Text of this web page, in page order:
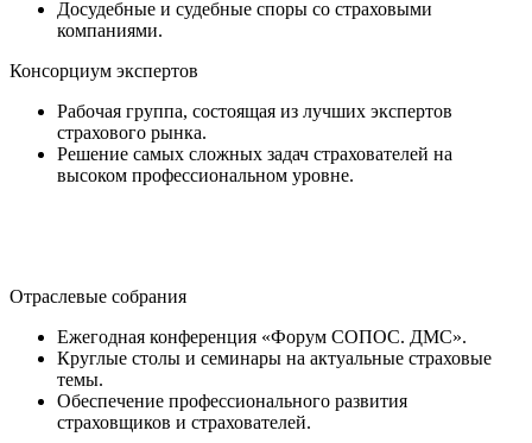
Досудебные и судебные споры со страховыми
компаниями.
Консорциум экспертов
Рабочая группа, состоящая из лучших экспертов
страхового рынка.
Решение самых сложных задач страхователей на
высоком профессиональном уровне.
Отраслевые собрания
Ежегодная конференция «Форум СОПОС. ДМС».
Круглые столы и семинары на актуальные страховые
темы.
Обеспечение профессионального развития
страховщиков и страхователей.